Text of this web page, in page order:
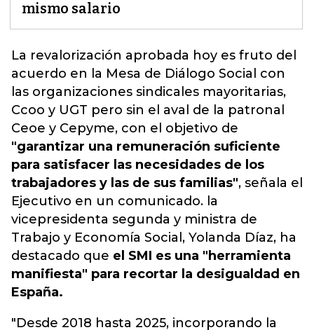
mismo salario
La revalorización aprobada hoy es fruto del
acuerdo en la Mesa de Diálogo Social con
las organizaciones sindicales mayoritarias,
Ccoo y UGT pero sin el aval de la patronal
Ceoe y Cepyme, con el objetivo de
"garantizar una remuneración suficiente
para satisfacer las necesidades de los
trabajadores y las de sus familias", señala el
Ejecutivo en un comunicado. la
vicepresidenta segunda y ministra de
Trabajo y Economía Social, Yolanda Díaz, ha
destacado que el SMI es una "herramienta
manifiesta" para recortar la desigualdad en
España.
"Desde 2018 hasta 2025, incorporando la